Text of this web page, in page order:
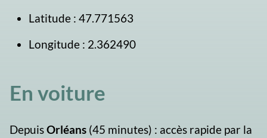
Latitude : 47.771563
Longitude : 2.362490
En voiture
DepuisOrléans (45 minutes) : accès rapide par la